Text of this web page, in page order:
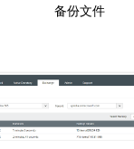
备份文件